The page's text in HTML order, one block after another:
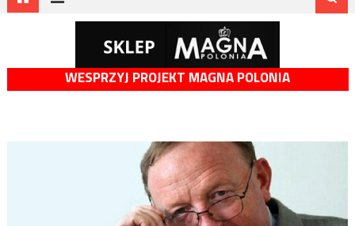
WESPRZYJ PROJEKT MAGNA POLONIA